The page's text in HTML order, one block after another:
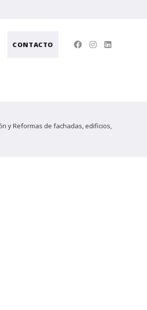
CONTACTO
y Reformas de fachadas, edificios,